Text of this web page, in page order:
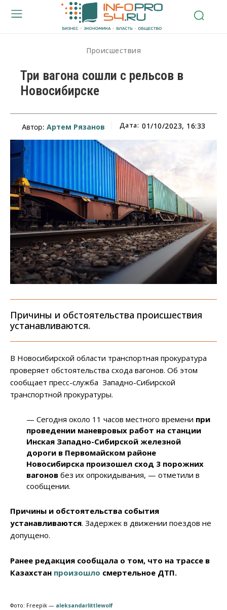
Происшествия
Три вагона сошли с рельсов в
Новосибирске
Автор: Артем Рязанов Дата: 01/10/2023, 16:33
Причины и обстоятельства происшествия
устанавливаются.
В Новосибирской области транспортная прокуратура
проверяет обстоятельства схода вагонов. Об этом
сообщает пресс-служба Западно-Сибирской
транспортной прокуратуры.
— Сегодня около 11 часов местного времени при
проведении маневровых работ на станции
Инская Западно-Сибирской железной
дороги в Первомайском районе
Новосибирска произошел сход 3 порожних
вагонов без их опрокидывания, — отметили в
сообщении.
Причины и обстоятельства события
устанавливаются. Задержек в движении поездов не
допущено.
Ранее редакция сообщала о том, что на трассе в
Казахстан произошло смертельное ДТП.
Фото: Freepik — aleksandarlittlewolf